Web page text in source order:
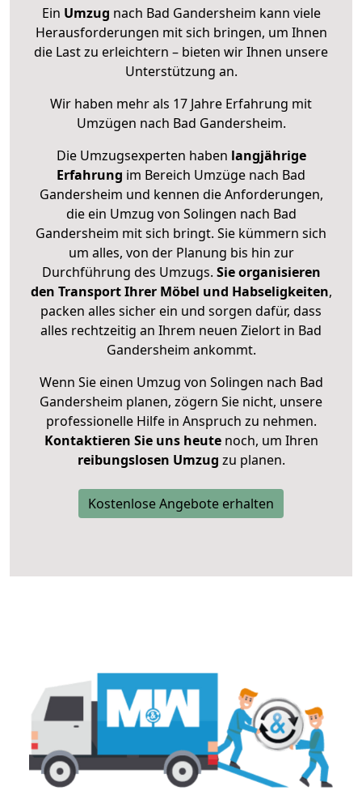
Ein Umzug nach Bad Gandersheim kann viele
Herausforderungen mit sich bringen, um Ihnen
die Last zu erleichtern – bieten wir Ihnen unsere
Unterstützung an.
Wir haben mehr als 17 Jahre Erfahrung mit
Umzügen nach Bad Gandersheim.
Die Umzugsexperten haben langjährige
Erfahrung im Bereich Umzüge nach Bad
Gandersheim und kennen die Anforderungen,
die ein Umzug von Solingen nach Bad
Gandersheim mit sich bringt. Sie kümmern sich
um alles, von der Planung bis hin zur
Durchführung des Umzugs. Sie organisieren
den Transport Ihrer Möbel und Habseligkeiten,
packen alles sicher ein und sorgen dafür, dass
alles rechtzeitig an Ihrem neuen Zielort in Bad
Gandersheim ankommt.
Wenn Sie einen Umzug von Solingen nach Bad
Gandersheim planen, zögern Sie nicht, unsere
professionelle Hilfe in Anspruch zu nehmen.
Kontaktieren Sie uns heutenoch, um Ihren
reibungslosen Umzug zu planen.
Kostenlose Angebote erhalten